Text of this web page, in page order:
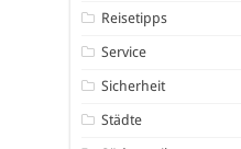
Reisetipps
Service
Sicherheit
Städte